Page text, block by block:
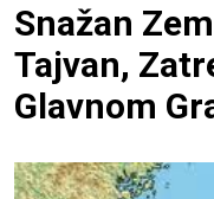
Snažan
Tajvan,
Glavnom